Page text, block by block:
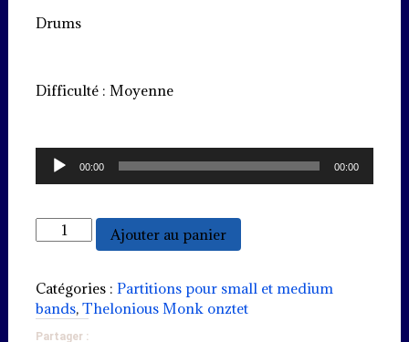
Drums
Difficulté : Moyenne
Lecteur
audio
00:00 00:00
quantité
de
ya
Ajouter au panier
Catégories : Partitions pour small et medium
bands, Thelonious Monk onztet
Partager :